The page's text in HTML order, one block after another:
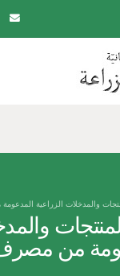
من
والمدخلات الزراعية